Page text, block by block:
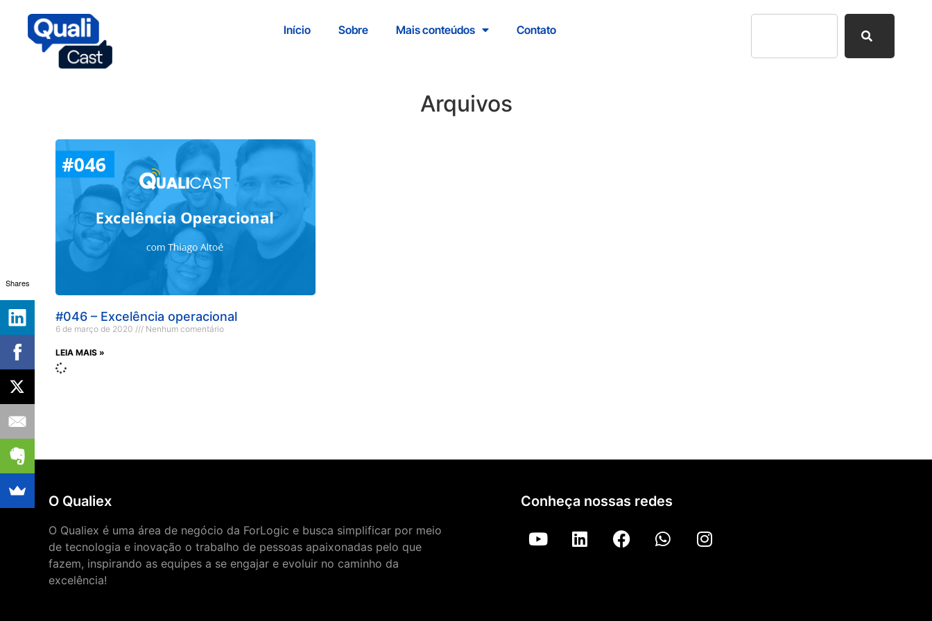
Início Sobre Mais conteúdos Contato
Arquivos
#046 – Excelência operacional
6 de março de 2020 Nenhum comentário
LEIA MAIS »
O Qualiex
O Qualiex é uma área de negócio da ForLogic e busca simplificar por meio
de tecnologia e inovação o trabalho de pessoas apaixonadas pelo que
fazem, inspirando as equipes a se engajar e evoluir no caminho da
excelência!
Conheça nossas redes
Shares